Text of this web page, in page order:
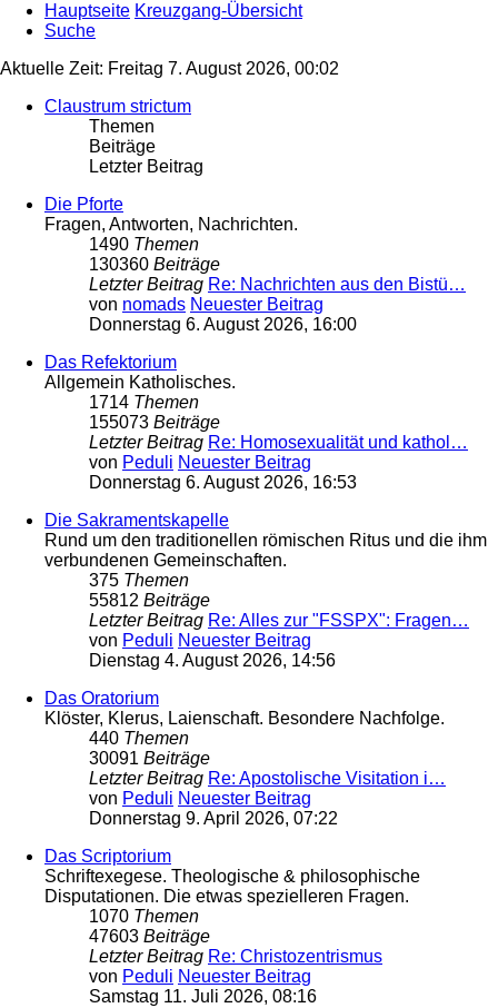
Hauptseite Kreuzgang-Übersicht
Suche
Aktuelle Zeit: Freitag 7. August 2026, 00:02
Claustrum strictum
Themen
Beiträge
Letzter Beitrag
Die Pforte
Fragen, Antworten, Nachrichten.
1490 Themen
130360 Beiträge
Letzter Beitrag Re: Nachrichten aus den Bistü…
von nomads Neuester Beitrag
Donnerstag 6. August 2026, 16:00
Das Refektorium
Allgemein Katholisches.
1714 Themen
155073 Beiträge
Letzter Beitrag Re: Homosexualität und kathol…
von Peduli Neuester Beitrag
Donnerstag 6. August 2026, 16:53
Die Sakramentskapelle
Rund um den traditionellen römischen Ritus und die ihm
verbundenen Gemeinschaften.
375 Themen
55812 Beiträge
Letzter Beitrag Re: Alles zur "FSSPX": Fragen…
von Peduli Neuester Beitrag
Dienstag 4. August 2026, 14:56
Das Oratorium
Klöster, Klerus, Laienschaft. Besondere Nachfolge.
440 Themen
30091 Beiträge
Letzter Beitrag Re: Apostolische Visitation i…
von Peduli Neuester Beitrag
Donnerstag 9. April 2026, 07:22
Das Scriptorium
Schriftexegese. Theologische & philosophische
Disputationen. Die etwas spezielleren Fragen.
1070 Themen
47603 Beiträge
Letzter Beitrag Re: Christozentrismus
von Peduli Neuester Beitrag
Samstag 11. Juli 2026, 08:16